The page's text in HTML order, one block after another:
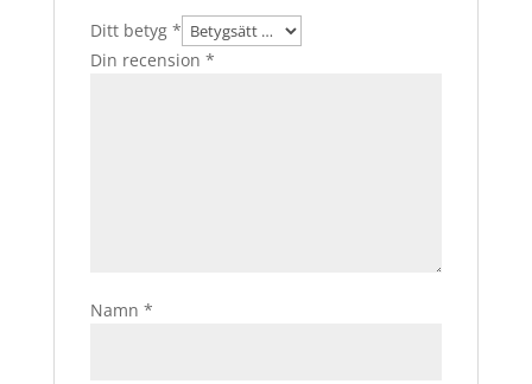
Ditt betyg *
Din recension *
Namn *